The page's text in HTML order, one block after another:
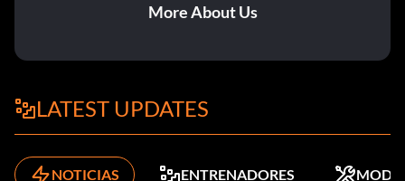
More About Us
LATEST UPDATES
NOTICIAS ENTRENADORES MODS